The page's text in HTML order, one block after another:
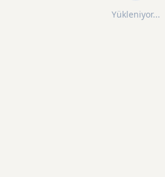
Yükleniyor...